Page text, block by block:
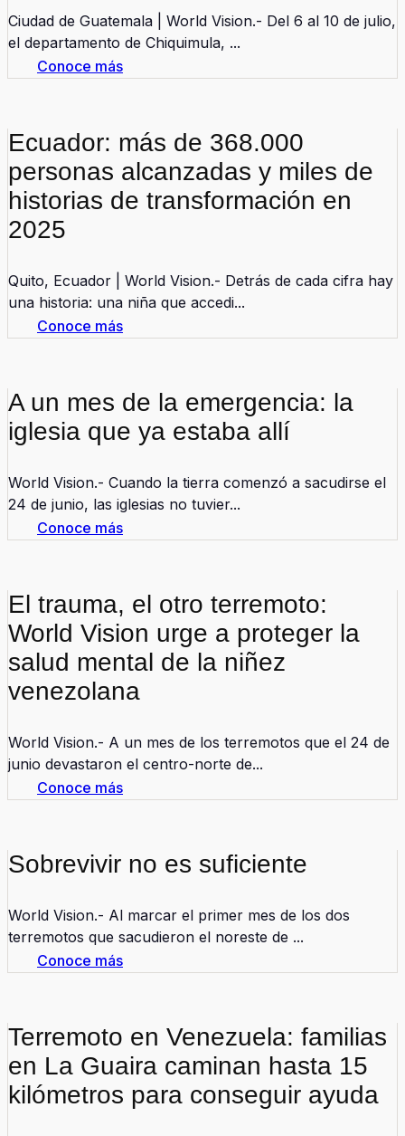
Ciudad de Guatemala | World Vision.- Del 6 al 10 de julio,
el departamento de Chiquimula, ...
Conoce más
Ecuador: más de 368.000
personas alcanzadas y miles de
historias de transformación en
2025
Quito, Ecuador | World Vision.- Detrás de cada cifra hay
una historia: una niña que accedi...
Conoce más
A un mes de la emergencia: la
iglesia que ya estaba allí
World Vision.- Cuando la tierra comenzó a sacudirse el
24 de junio, las iglesias no tuvier...
Conoce más
El trauma, el otro terremoto:
World Vision urge a proteger la
salud mental de la niñez
venezolana
World Vision.- A un mes de los terremotos que el 24 de
junio devastaron el centro-norte de...
Conoce más
Sobrevivir no es suficiente
World Vision.- Al marcar el primer mes de los dos
terremotos que sacudieron el noreste de ...
Conoce más
Terremoto en Venezuela: familias
en La Guaira caminan hasta 15
kilómetros para conseguir ayuda